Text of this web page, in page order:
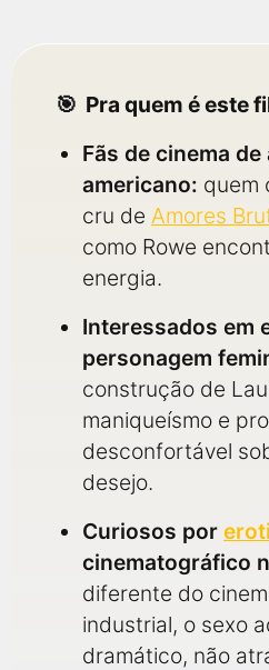
Pra quem é este
Fãs de cinema
americano: quem
cru de Amores
como Rowe
energia.
Interessados em
personagem
construção de
maniqueísmo e
desconfortável
desejo.
Curiosos por
cinematográfico
diferente do
industrial, o sexo
dramático, não